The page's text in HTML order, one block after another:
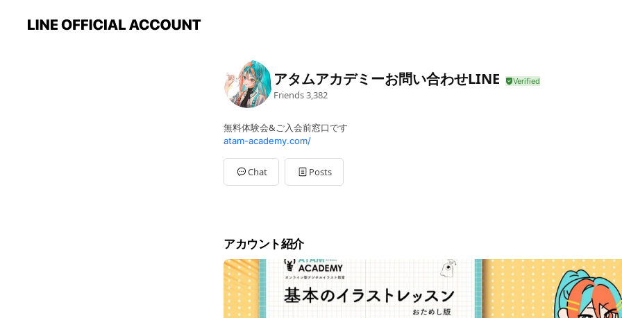
アタムアカデミーお問い合わせLINE
Friends3,382
無料体験会&ご入会前窓口です
atam-academy.com/
Chat Posts
アカウント紹介